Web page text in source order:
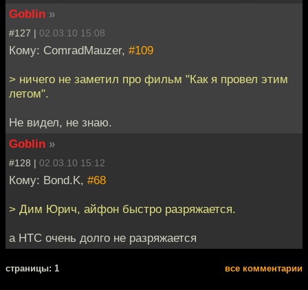
Goblin »
#127 | 02.03.10 15:08
Кому: ComradMauzer, #109
> ничего не заметил про фильм "Как я провел этим
летом".
Не видел, не знаю.
Goblin »
#128 | 02.03.10 15:12
Кому: Bond.K, #68
> Дим Юрич, айфон быстро разряжается.
а HTC очень долго не разряжается
cтраницы: 1 все комментарии